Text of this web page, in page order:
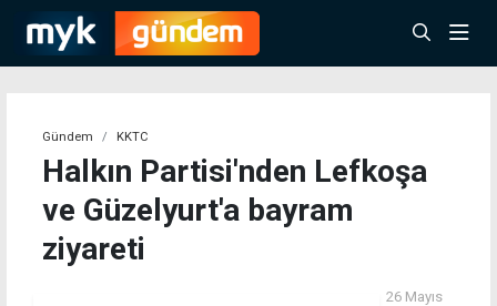
Gündem KKTC
Halkın Partisi'nden Lefkoşa
ve Güzelyurt'a bayram
ziyareti
26 Mayıs